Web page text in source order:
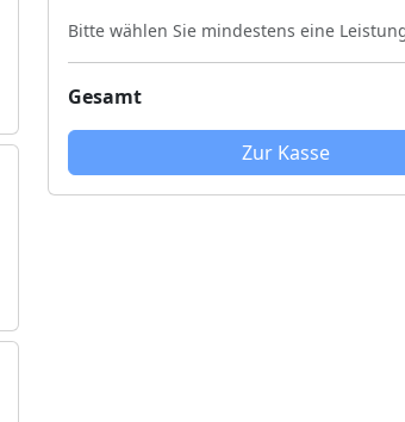
Bitte wählen Sie mindestens eine
Gesamt
Zur Kasse